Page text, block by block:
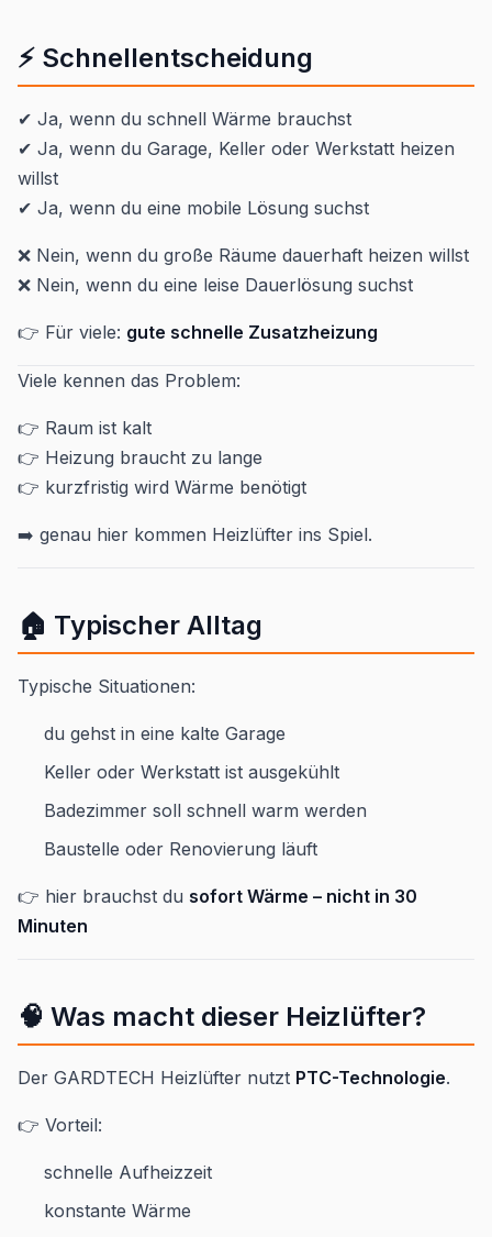
⚡ Schnellentscheidung
✔ Ja, wenn du schnell Wärme brauchst
✔ Ja, wenn du Garage, Keller oder Werkstatt heizen
willst
✔ Ja, wenn du eine mobile Lösung suchst
❌ Nein, wenn du große Räume dauerhaft heizen willst
❌ Nein, wenn du eine leise Dauerlösung suchst
👉 Für viele: gute schnelle Zusatzheizung
Viele kennen das Problem:
👉 Raum ist kalt
👉 Heizung braucht zu lange
👉 kurzfristig wird Wärme benötigt
➡️ genau hier kommen Heizlüfter ins Spiel.
🏠 Typischer Alltag
Typische Situationen:
du gehst in eine kalte Garage
Keller oder Werkstatt ist ausgekühlt
Badezimmer soll schnell warm werden
Baustelle oder Renovierung läuft
👉 hier brauchst du sofort Wärme – nicht in 30
Minuten
🧠 Was macht dieser Heizlüfter?
Der GARDTECH Heizlüfter nutzt PTC-Technologie.
👉 Vorteil:
schnelle Aufheizzeit
konstante Wärme